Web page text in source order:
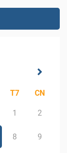
T7 CN
1 2
8 9